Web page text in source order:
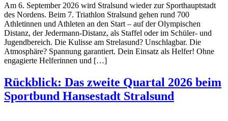
Am 6. September 2026 wird Stralsund wieder zur Sporthauptstadt
des Nordens. Beim 7. Triathlon Stralsund gehen rund 700
Athletinnen und Athleten an den Start – auf der Olympischen
Distanz, der Jedermann-Distanz, als Staffel oder im Schüler- und
Jugendbereich. Die Kulisse am Strelasund? Unschlagbar. Die
Atmosphäre? Spannung garantiert. Dein Einsatz als Helfer! Ohne
engagierte Helferinnen und […]
Rückblick: Das zweite Quartal 2026 beim
Sportbund Hansestadt Stralsund